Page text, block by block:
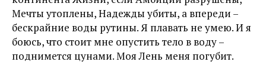
Мечты утоплены, Надежды убиты, а впереди –
бескрайние воды рутины. Я плавать не умею. И я
боюсь, что стоит мне опустить тело в воду –
поднимется цунами. Моя Лень меня погубит.